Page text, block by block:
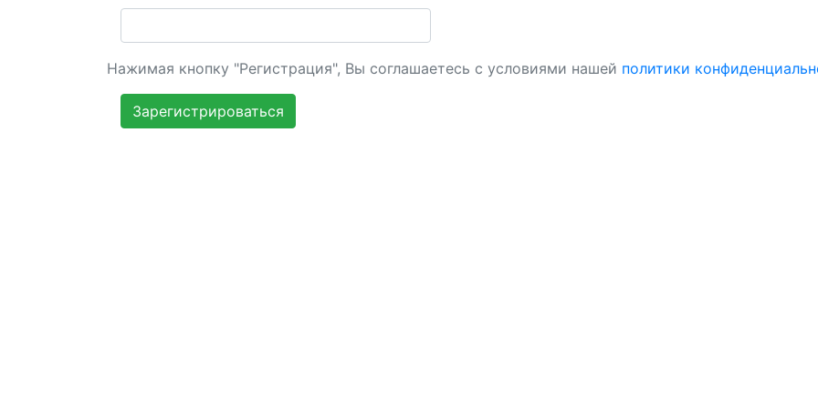
Нажимая кнопку "Регистрация", Вы соглашаетесь с условиями нашей политики